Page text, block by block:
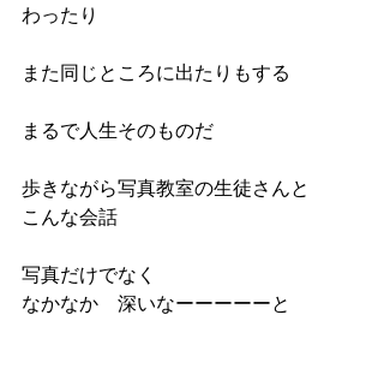
わったり
また同じところに出たりもする
まるで人生そのものだ
歩きながら写真教室の生徒さんと
こんな会話
写真だけでなく
なかなか　深いなーーーーーと